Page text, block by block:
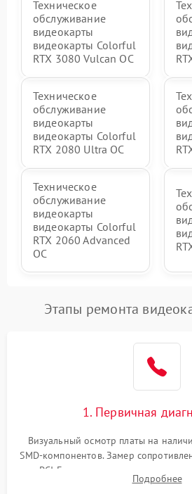
Техническое
обслуживание
видеокарты
видеокарты Colorful
RTX 3080 Vulcan OC
Техническое
обслуживание
видеокарты
видеокарты Colorful
RTX 2080 Ultra OC
Техническое
обслуживание
видеокарты
видеокарты Colorful
RTX 2060 Advanced
OC
Этапы ремонта
1. Первичная
Визуальный осмотр платы на
SMD-компонентов. Замер
PCI-E и дополнительных
короткое замыкание основных
Подробнее